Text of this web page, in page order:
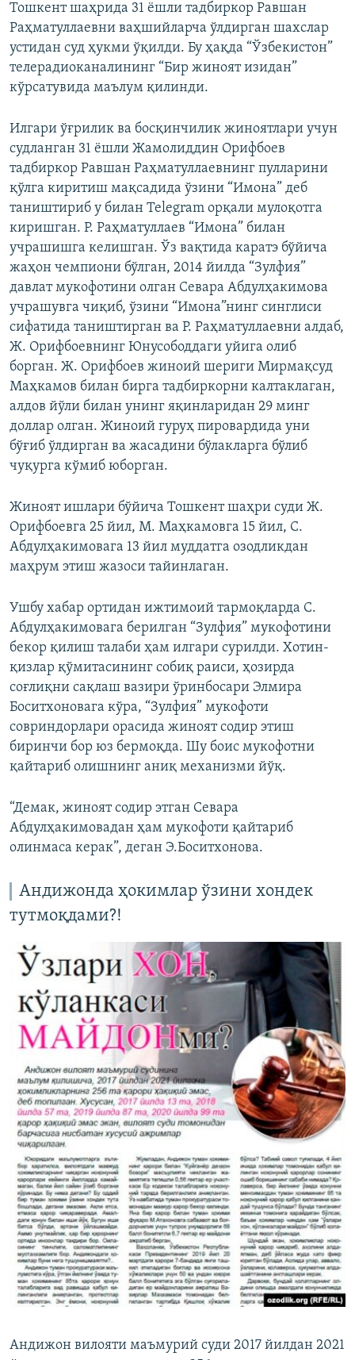
Тошкент шаҳрида 31 ёшли тадбиркор Равшан
Раҳматуллаевни ваҳшийларча ўлдирган шахслар
устидан суд ҳукми ўқилди. Бу ҳақда “Ўзбекистон”
телерадиоканалининг “Бир жиноят изидан”
кўрсатувида маълум қилинди.
Илгари ўғрилик ва босқинчилик жиноятлари учун
судланган 31 ёшли Жамолиддин Орифбоев
тадбиркор Равшан Раҳматуллаевнинг пулларини
қўлга киритиш мақсадида ўзини “Имона” деб
таништириб у билан Telegram орқали мулоқотга
киришган. Р. Раҳматуллаев “Имона” билан
учрашишга келишган. Ўз вақтида каратэ бўйича
жаҳон чемпиони бўлган, 2014 йилда “Зулфия”
давлат мукофотини олган Севара Абдулҳакимова
учрашувга чиқиб, ўзини “Имона”нинг синглиси
сифатида таништирган ва Р. Раҳматуллаевни алдаб,
Ж. Орифбоевнинг Юнусободдаги уйига олиб
борган. Ж. Орифбоев жиноий шериги Мирмақсуд
Маҳкамов билан бирга тадбиркорни калтаклаган,
алдов йўли билан унинг яқинларидан 29 минг
доллар олган. Жиноий гуруҳ пировардида уни
бўғиб ўлдирган ва жасадини бўлакларга бўлиб
чуқурга кўмиб юборган.
Жиноят ишлари бўйича Тошкент шаҳри суди Ж.
Орифбоевга 25 йил, М. Маҳкамовга 15 йил, С.
Абдулҳакимовага 13 йил муддатга озодликдан
маҳрум этиш жазоси тайинлаган.
Ушбу хабар ортидан ижтимоий тармоқларда С.
Абдулҳакимовага берилган “Зулфия” мукофотини
бекор қилиш талаби ҳам илгари сурилди. Хотин-
қизлар қўмитасининг собиқ раиси, ҳозирда
соғлиқни сақлаш вазири ўринбосари Элмира
Боситхоновага кўра, “Зулфия” мукофоти
совриндорлари орасида жиноят содир этиш
биринчи бор юз бермоқда. Шу боис мукофотни
қайтариб олишнинг аниқ механизми йўқ.
“Демак, жиноят содир этган Севара
Абдулҳакимовадан ҳам мукофоти қайтариб
олинмаса керак”, деган Э.Боситхонова.
Андижонда ҳокимлар ўзини хондек
тутмоқдами?!
Андижон вилояти маъмурий суди 2017 йилдан 2021